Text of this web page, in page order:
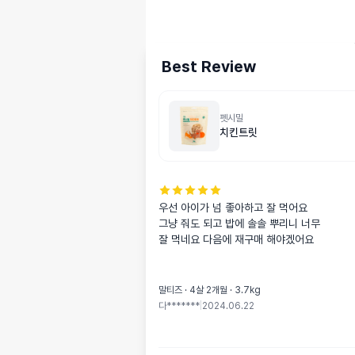
Best Review
펫시밀
치킨트릿
우선 아이가 넘 좋아하고 잘 먹어요
그냥 줘도 되고 밥에 솔솔 뿌리니 너무
잘 먹네요 다음에 재구매 해야겠어요
말티즈 · 4살 2개월 · 3.7kg
다******* 2024.06.22